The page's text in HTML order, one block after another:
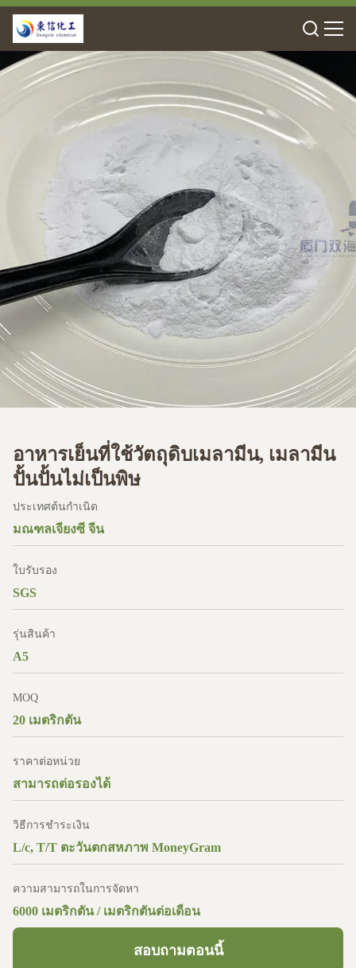
อาหารเย็นที่ใช้วัตถุดิบเมลามีน, เมลามีน
ปั้นปั้นไม่เป็นพิษ
ประเทศต้นกำเนิด
มณฑลเจียงซี จีน
ใบรับรอง
SGS
รุ่นสินค้า
A5
MOQ
20 เมตริกตัน
ราคาต่อหน่วย
สามารถต่อรองได้
วิธีการชำระเงิน
L/c, T/T ตะวันตกสหภาพ MoneyGram
ความสามารถในการจัดหา
6000 เมตริกตัน / เมตริกตันต่อเดือน
สอบถามตอนนี้